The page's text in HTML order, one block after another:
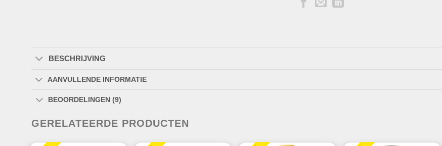
BESCHRIJVING
AANVULLENDE INFORMATIE
BEOORDELINGEN (9)
GERELATEERDE PRODUCTEN